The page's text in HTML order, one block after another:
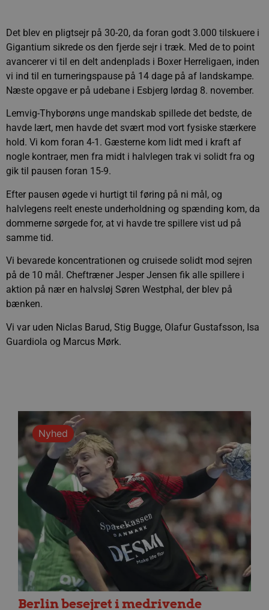
Det blev en pligtsejr på 30-20, da foran godt 3.000 tilskuere i
Gigantium sikrede os den fjerde sejr i træk. Med de to point
avancerer vi til en delt andenplads i Boxer Herreligaen, inden
vi ind til en turneringspause på 14 dage på af landskampe.
Næste opgave er på udebane i Esbjerg lørdag 8. november.
Lemvig-Thyborøns unge mandskab spillede det bedste, de
havde lært, men havde det svært mod vort fysiske stærkere
hold. Vi kom foran 4-1. Gæsterne kom lidt med i kraft af
nogle kontraer, men fra midt i halvlegen trak vi solidt fra og
gik til pausen foran 15-9.
Efter pausen øgede vi hurtigt til føring på ni mål, og
halvlegens reelt eneste underholdning og spænding kom, da
dommerne sørgede for, at vi havde tre spillere vist ud på
samme tid.
Vi bevarede koncentrationen og cruisede solidt mod sejren
på de 10 mål. Cheftræner Jesper Jensen fik alle spillere i
aktion på nær en halvsløj Søren Westphal, der blev på
bænken.
Vi var uden Niclas Barud, Stig Bugge, Olafur Gustafsson, Isa
Guardiola og Marcus Mørk.
Nyhed
Berlin besejret i medrivende